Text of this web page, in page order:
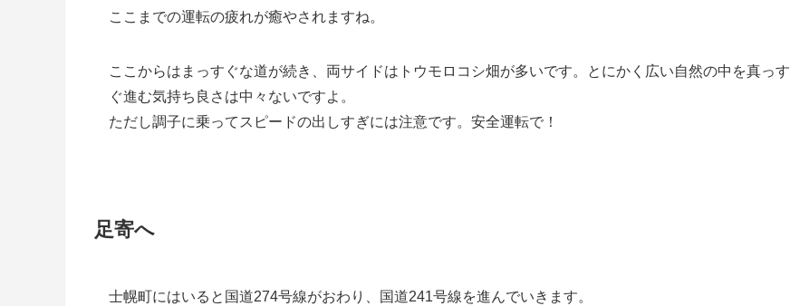
ここまでの運転の疲れが癒やされますね。
ここからはまっすぐな道が続き、両サイドはトウモロコシ畑が多いです。とにかく広い自然の中を真っす
ぐ進む気持ち良さは中々ないですよ。
ただし調子に乗ってスピードの出しすぎには注意です。安全運転で！
足寄へ
士幌町にはいると国道274号線がおわり、国道241号線を進んでいきます。